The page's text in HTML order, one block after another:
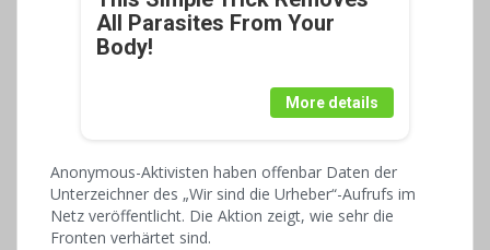
All Parasites From Your
Body!
More details
Anonymous-Aktivisten haben offenbar Daten der
Unterzeichner des „Wir sind die Urheber“-Aufrufs im
Netz veröffentlicht. Die Aktion zeigt, wie sehr die
Fronten verhärtet sind.